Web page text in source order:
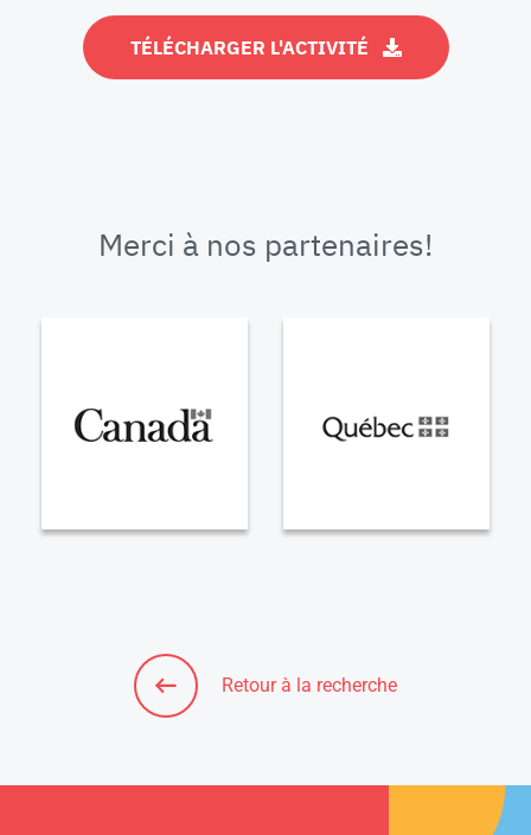
TÉLÉCHARGER L'ACTIVITÉ
Merci à nos partenaires!
Retour à la recherche